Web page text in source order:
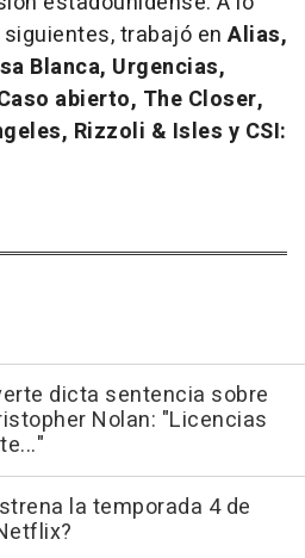
trabajó en Alias,
Blanca, Urgencias,
abierto, The Closer,
Rizzoli & Isles y CSI:
dicta sentencia sobre
Nolan: "Licencias
la temporada 4 de